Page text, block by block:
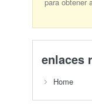
enlaces
Home